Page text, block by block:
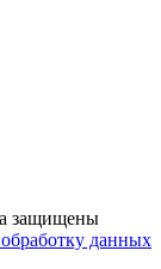
защищены
данных